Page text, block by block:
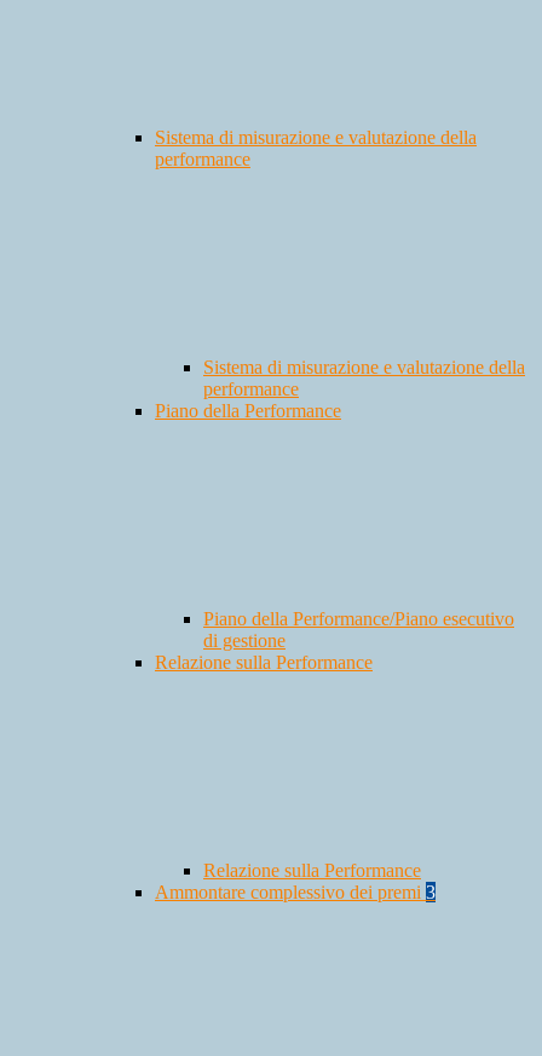
Sistema di misurazione e valutazione della
performance
Sistema di misurazione e valutazione della
performance
Piano della Performance
Piano della Performance/Piano esecutivo
di gestione
Relazione sulla Performance
Relazione sulla Performance
Ammontare complessivo dei premi 3